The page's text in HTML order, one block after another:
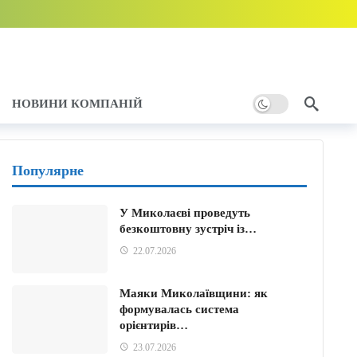
НОВИНИ КОМПАНІЙ
Популярне
У Миколаєві проведуть
безкоштовну зустріч із…
22.07.2026
Маяки Миколаївщини: як
формувалась система
орієнтирів…
23.07.2026